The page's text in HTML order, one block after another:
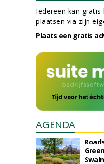
Iedereen kan gratis
plaatsen via zijn
Plaats een gratis
AGENDA